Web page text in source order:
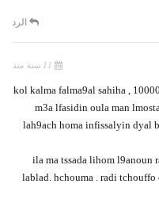
الرد
kol kalma falma9al sahiha ,
m3a lfasidin oula man
lah9ach homa infissalyin dyal
. ila ma tssada lihom
lablad. hchouma . radi